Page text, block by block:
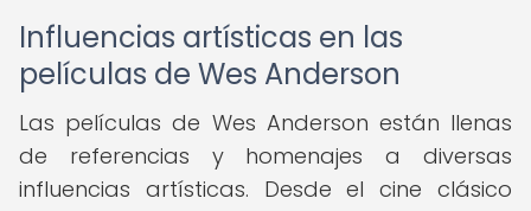
Influencias artísticas en las
películas de Wes Anderson
Las películas de Wes Anderson están llenas
de referencias y homenajes a diversas
influencias artísticas. Desde el cine clásico